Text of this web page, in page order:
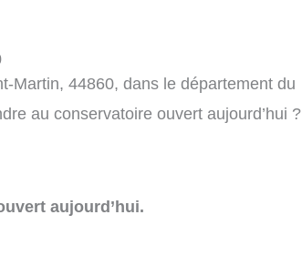
Martin, 44860, dans le département du
au conservatoire ouvert aujourd’hui ?
aujourd’hui.